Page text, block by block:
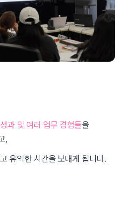
과 및 여러 업무 경험들을
,
유익한 시간을 보내게 됩니다.